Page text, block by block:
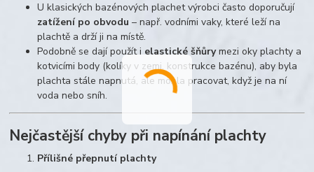
U klasických bazénových plachet výrobci často doporučují
zatížení po obvodu – např. vodními vaky, které leží na
plachtě a drží ji na místě.
Podobně se dají použít ielastické šňůrymezi oky plachty a
kotvicími body (kolíky v zemi, konstrukce bazénu), aby byla
plachta stále napnutá, ale mohla pracovat, když je na ní
voda nebo sníh.
Nejčastější chyby při napínání plachty
Přílišné přepnutí plachty